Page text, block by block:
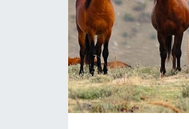
English News
Flaş Haber
Gayrimenkul